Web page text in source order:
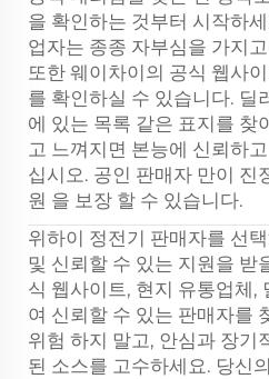
을 확인하는 것부터 시작하
업자는 종종 자부심을 가지
또한 웨이차이의 공식 웹사
를 확인하실 수 있습니다. 딜
에 있는 목록 같은 표지를 찾
고 느껴지면 본능에 신뢰하
십시오. 공인 판매자 만이 진
원 을 보장 할 수 있습니다.
위하이 정전기 판매자를 선
및 신뢰할 수 있는 지원을 받
식 웹사이트, 현지 유통업체,
여 신뢰할 수 있는 판매자를
위험 하지 말고, 안심과 장기
된 소스를 고수하세요. 당신